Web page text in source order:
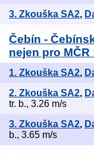
3. Zkouška SA2,
Čebín -
nejen pro MČR
1. Zkouška SA2,
2. Zkouška SA2,
tr. b., 3.26 m/s
3. Zkouška SA2,
b., 3.65 m/s